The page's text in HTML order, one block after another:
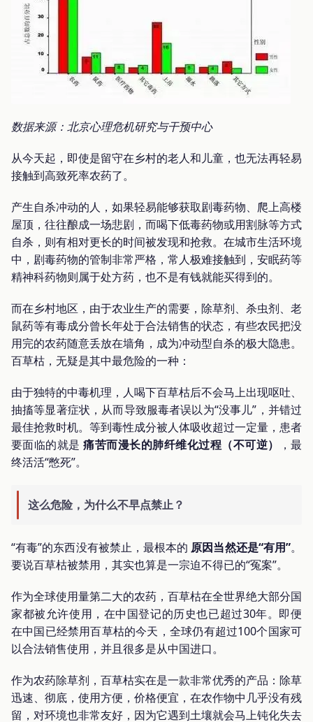
数据来源：北京心理危机研究与干预中心
从今天起，即使是留守在乡村的老人和儿童，也无法再轻易
接触到高致死率农药了。
产生自杀冲动的人，如果轻易能够获取剧毒药物、爬上高楼
屋顶，往往酿成一场悲剧，而喝下低毒药物或用割脉等方式
自杀，则有相对更长的时间被发现和抢救。在城市生活环境
中，剧毒药物的管制非常严格，常人极难接触到，安眠药等
精神科药物则属于处方药，也不是有钱就能买得到的。
而在乡村地区，由于农业生产的需要，除草剂、杀虫剂、老
鼠药等有毒成分曾长年处于合法销售的状态，有些农民把没
用完的农药随意丢放在墙角，成为冲动型自杀的极大隐患。
百草枯，无疑是其中最危险的一种：
由于独特的中毒机理，人喝下百草枯后不会马上出现呕吐、
抽搐等显著症状，从而导致服毒者误以为“没事儿”，并错过
最佳抢救时机。等到毒性成分被人体吸收超过一定量，患者
要面临的就是痛苦而漫长的肺纤维化过程（不可逆）
，最
终活活“憋死”。
这么危险，为什么不早点禁止？
“有毒”的东西没有被禁止，最根本的 原因当然还是“有用”。
要说百草枯被禁用，其实也算是一宗迫不得已的“冤案”。
作为全球使用量第二大的农药，百草枯在全世界绝大部分国
家都被允许使用，在中国登记的历史也已超过30年。即便
在中国已经禁用百草枯的今天，全球仍有超过100个国家可
以合法销售使用，并且很多是从中国进口。
作为农药除草剂，百草枯实在是一款非常优秀的产品：除草
迅速、彻底，使用方便，价格便宜，在农作物中几乎没有残
留，对环境也非常友好，因为它遇到土壤就会马上钝化失去